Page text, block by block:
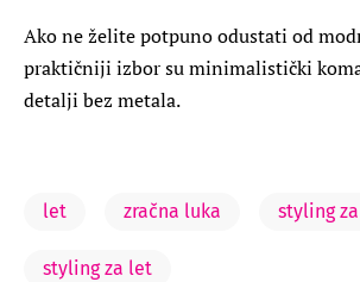
Ako ne želite potpuno odustati od
praktičniji izbor su minimalistički
detalji bez metala.
let zračna luka styling
styling za let